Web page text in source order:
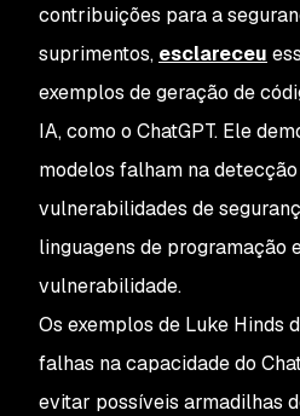
contribuições para a
suprimentos, esclareceu
exemplos de geração de
IA, como o ChatGPT. Ele
modelos falham na
vulnerabilidades de
linguagens de programação
vulnerabilidade.
Os exemplos de Luke Hinds
falhas na capacidade do
evitar possíveis armadilhas